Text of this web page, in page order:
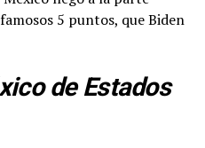
5 puntos, que Biden
de Estados